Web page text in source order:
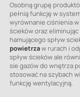
Osobną grupę
pełnią funkcję w
wyrównanie ciśnienia
ścieków oraz
hamującego spływ
powietrzaw rurach i
spływ ścieków ale
sie gazów do wnętrza
stosować na szybach
funkcję wentylacyjną.